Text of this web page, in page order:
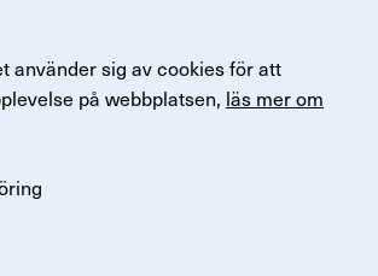
använder sig av cookies för att
på webbplatsen, läs mer om
kollektivavtal